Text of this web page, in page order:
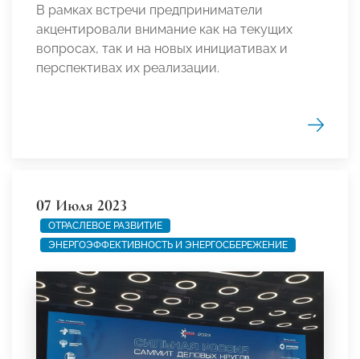
В рамках встречи предприниматели
акцентировали внимание как на текущих
вопросах, так и на новых инициативах и
перспективах их реализации.
07 Июля 2023
ОТРАСЛЕВОЕ РАЗВИТИЕ
ЭНЕРГОЭФФЕКТИВНОСТЬ И ЭНЕРГОСБЕРЕЖЕНИЕ